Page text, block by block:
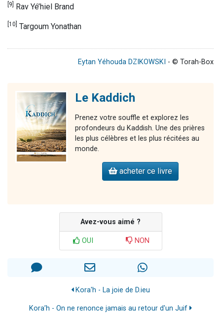
[9] Rav Yé’hiel Brand
[10] Targoum Yonathan
Eytan Yéhouda DZIKOWSKI - © Torah-Box
Le Kaddich
Prenez votre souffle et explorez les
profondeurs du Kaddish. Une des prières
les plus célèbres et les plus récitées au
monde.
acheter ce livre
Avez-vous aimé ?
OUI NON
Kora'h - La joie de D.ieu
Kora’h - On ne renonce jamais au retour d'un Juif